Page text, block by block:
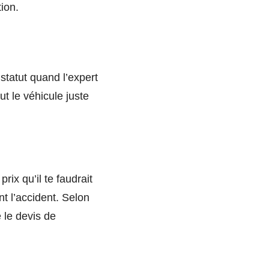
quand l’expert
le véhicule juste
qu’il te faudrait
l’accident. Selon
le devis de